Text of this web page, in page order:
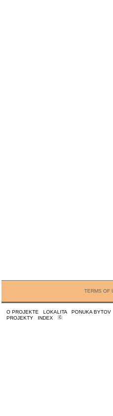
TERMS OF
O PROJEKTE LOKALITA PONUKA BYTOV
PROJEKTY
INDEX